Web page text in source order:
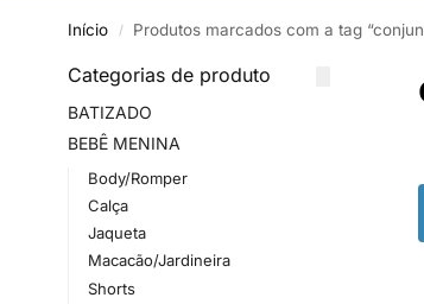
Início / Produtos marcados com a tag
Categorias de produto
BATIZADO
BEBÊ MENINA
Body/Romper
Calça
Jaqueta
Macacão/Jardineira
Shorts